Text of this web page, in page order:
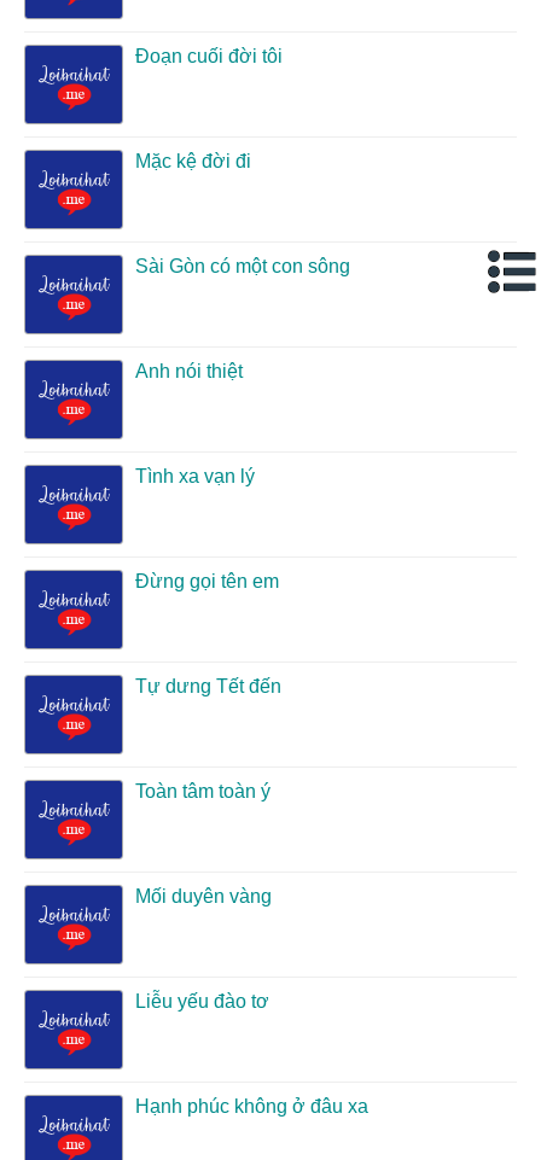
Đoạn cuối đời tôi
Mặc kệ đời đi
Sài Gòn có một con sông
Anh nói thiệt
Tình xa vạn lý
Đừng gọi tên em
Tự dưng Tết đến
Toàn tâm toàn ý
Mối duyên vàng
Liễu yếu đào tơ
Hạnh phúc không ở đâu xa